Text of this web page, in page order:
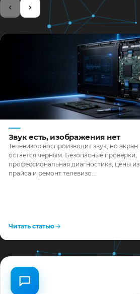
Звук есть, изображения нет
Телевизор воспроизводит звук, но экран
остаётся чёрным. Безопасные проверки,
профессиональная диагностика, цены из
прайса и ремонт телевизо…
Читать статью